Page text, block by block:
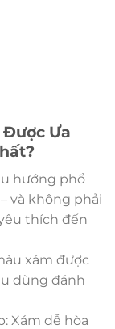
Được Ưa
hướng phổ
và không phải
thích đến
xám được
dùng đánh
Xám dễ hòa